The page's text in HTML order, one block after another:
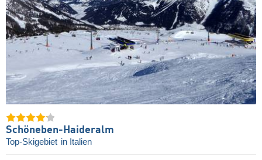
Schöneben-Haideralm
Top-Skigebiet in Italien